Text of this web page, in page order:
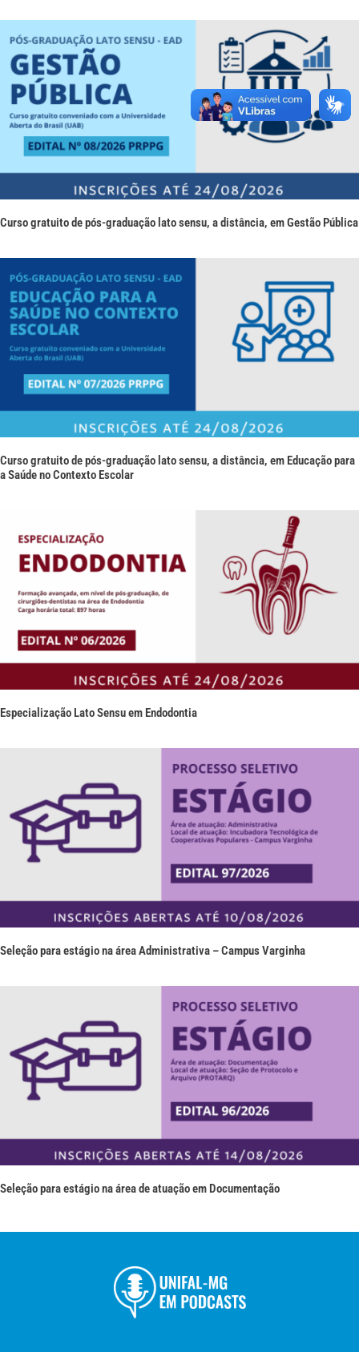
Curso gratuito de pós-graduação lato sensu, a distância, em Gestão Pública
Curso gratuito de pós-graduação lato sensu, a distância, em Educação para
a Saúde no Contexto Escolar
Especialização Lato Sensu em Endodontia
Seleção para estágio na área Administrativa – Campus Varginha
Seleção para estágio na área de atuação em Documentação